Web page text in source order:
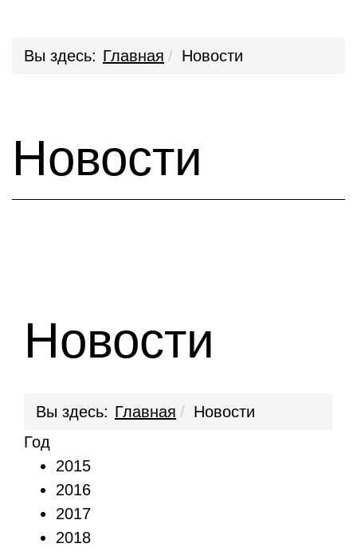
Вы здесь: Главная Новости
Новости
Новости
Вы здесь: Главная
Новости
Год
2015
2016
2017
2018